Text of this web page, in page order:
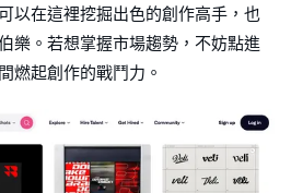
以在這裡挖掘出色的創作高手，也
樂。若想掌握市場趨勢，不妨點進
燃起創作的戰鬥力。